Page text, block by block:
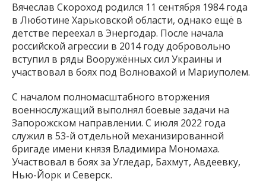
Вячеслав Скороход родился 11 сентября 1984 года
в Люботине Харьковской области, однако ещё в
детстве переехал в Энергодар. После начала
российской агрессии в 2014 году добровольно
вступил в ряды Вооружённых сил Украины и
участвовал в боях под Волновахой и Мариуполем.
С началом полномасштабного вторжения
военнослужащий выполнял боевые задачи на
Запорожском направлении. С июля 2022 года
служил в 53-й отдельной механизированной
бригаде имени князя Владимира Мономаха.
Участвовал в боях за Угледар, Бахмут, Авдеевку,
Нью-Йорк и Северск.